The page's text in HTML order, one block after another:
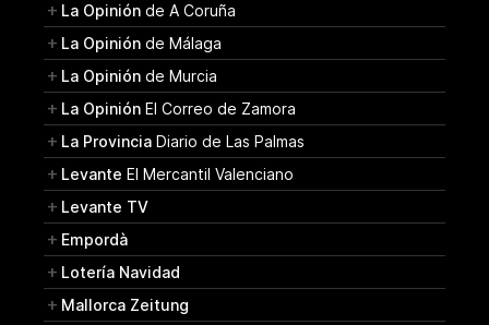
La Opinión de A Coruña
La Opinión de Málaga
La Opinión de Murcia
La Opinión El Correo de Zamora
La Provincia Diario de Las Palmas
Levante El Mercantil Valenciano
Levante TV
Empordà
Lotería Navidad
Mallorca Zeitung